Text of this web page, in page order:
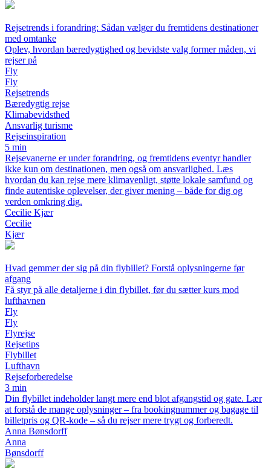
Rejsetrends i forandring: Sådan vælger du fremtidens destinationer
med omtanke
Oplev, hvordan bæredygtighed og bevidste valg former måden, vi
rejser på
Fly
Fly
Rejsetrends
Bæredygtig rejse
Klimabevidsthed
Ansvarlig turisme
Rejseinspiration
5 min
Rejsevanerne er under forandring, og fremtidens eventyr handler
ikke kun om destinationen, men også om ansvarlighed. Læs
hvordan du kan rejse mere klimavenligt, støtte lokale samfund og
finde autentiske oplevelser, der giver mening – både for dig og
verden omkring dig.
Cecilie Kjær
Cecilie
Kjær
Hvad gemmer der sig på din flybillet? Forstå oplysningerne før
afgang
Få styr på alle detaljerne i din flybillet, før du sætter kurs mod
lufthavnen
Fly
Fly
Flyrejse
Rejsetips
Flybillet
Lufthavn
Rejseforberedelse
3 min
Din flybillet indeholder langt mere end blot afgangstid og gate. Lær
at forstå de mange oplysninger – fra bookingnummer og bagage til
billetpris og QR-kode – så du rejser mere trygt og forberedt.
Anna Bønsdorff
Anna
Bønsdorff